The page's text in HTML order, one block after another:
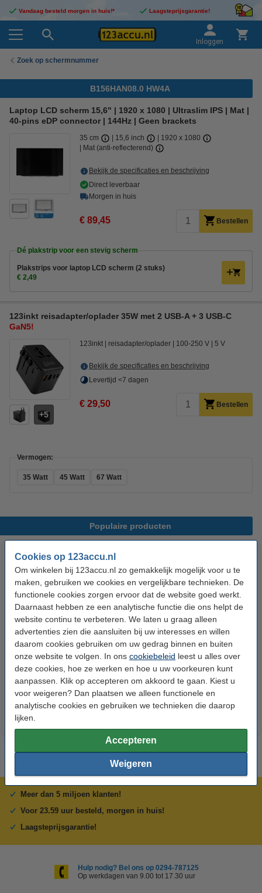
Cookies op 123accu.nl
Om winkelen bij 123accu.nl zo gemakkelijk mogelijk voor u te
maken, gebruiken we cookies en vergelijkbare technieken. De
functionele cookies zorgen ervoor dat de website goed werkt.
Daarnaast hebben ze een analytische functie die ons helpt de
website continu te verbeteren. We laten u graag alleen
advertenties zien die aansluiten bij uw interesses en willen
daarom cookies gebruiken om uw gedrag binnen en buiten
onze website te volgen. In ons cookiebeleid leest u alles over
deze cookies, hoe ze werken en hoe u uw voorkeuren kunt
aanpassen. Klik op accepteren om akkoord te gaan. Kiest u
voor weigeren? Dan plaatsen we alleen functionele en
analytische cookies en gebruiken we technieken die daarop
lijken.
Accepteren
Weigeren
Vandaag besteld morgen in huis!* Laagsteprijsgarantie!
Inloggen
Zoek op schermnummer
B156HAN08.0 HW4A
Laptop LCD scherm 15,6" | 1920 x 1080 | Ultraslim IPS | Mat |
40-pins eDP connector | 144Hz | Geen brackets
35 cm 15,6 inch
1920 x 1080
Mat (anti-reflecterend)
Bekijk de specificaties en beschrijving
Direct leverbaar
Morgen in huis
€ 89,45 Bestellen
Dé plakstrip voor een stevig scherm
Plakstrips voor laptop LCD scherm (2 stuks)
€ 2,49
123inkt reisadapter/oplader 35W met 2 USB-A + 3 USB-C
GaN5!
5
123inkt reisadapter/oplader 100-250 V 5 V
Bekijk de specificaties en beschrijving
Levertijd <7 dagen
€ 29,50 Bestellen
Vermogen:
35 Watt 45 Watt 67 Watt
Populaire producten
123accu Xtreme Power AAA /
MN2400 / LR03 alkaline batterij
€ 14,50 € 13,05
Inclusief 21%
BTW
123accu Xtreme Power
knoopcellen multipack
€ 5,95 € 5,36 Inclusief 21% BTW
Meer dan 5 miljoen klanten!
Voor 23.59 uur besteld, morgen in huis!
Laagsteprijsgarantie!
Hulp nodig? Bel ons op 0294-787125
Op werkdagen van 9.00 tot 17.30 uur